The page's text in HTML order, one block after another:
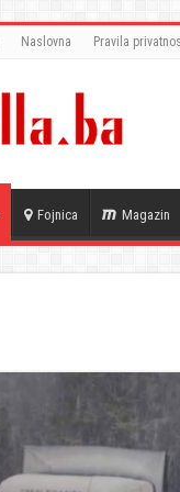
Naslovna Pravila
Fojnica Magazin